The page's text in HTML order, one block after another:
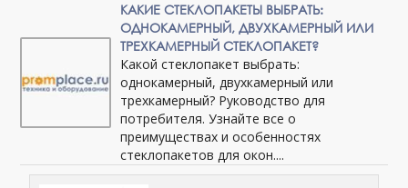
КАКИЕ СТЕКЛОПАКЕТЫ ВЫБРАТЬ:
ОДНОКАМЕРНЫЙ, ДВУХКАМЕРНЫЙ ИЛИ
ТРЕХКАМЕРНЫЙ СТЕКЛОПАКЕТ?
Какой стеклопакет выбрать:
однокамерный, двухкамерный или
трехкамерный? Руководство для
потребителя. Узнайте все о
преимуществах и особенностях
стеклопакетов для окон....